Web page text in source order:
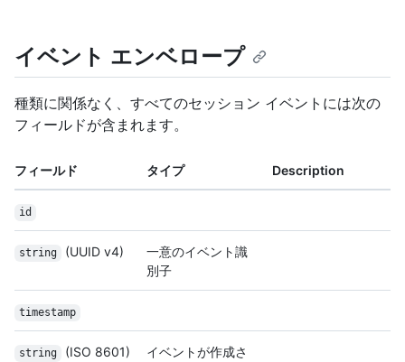
イベント エンベロープ
種類に関係なく、すべてのセッション イベントには次の
フィールドが含まれます。
フィールド タイプ Description
id
string (UUID v4)
一意のイベント識
別子
timestamp
string (ISO 8601)
イベントが作成さ